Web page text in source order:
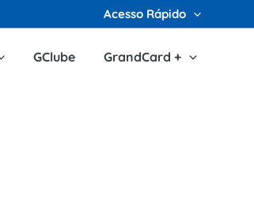
Acesso Rápido
GClube GrandCard +